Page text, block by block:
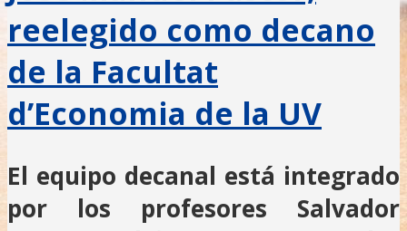
reelegido como decano
de la Facultat
d’Economia de la UV
El equipo decanal está integrado
por los profesores Salvador